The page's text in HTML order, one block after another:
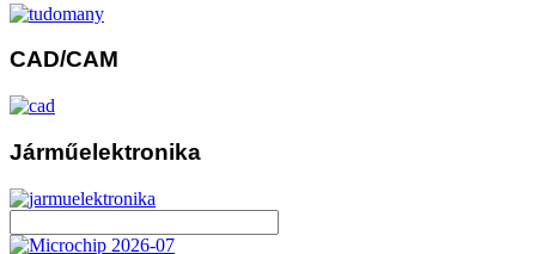
CAD/CAM
Járműelektronika